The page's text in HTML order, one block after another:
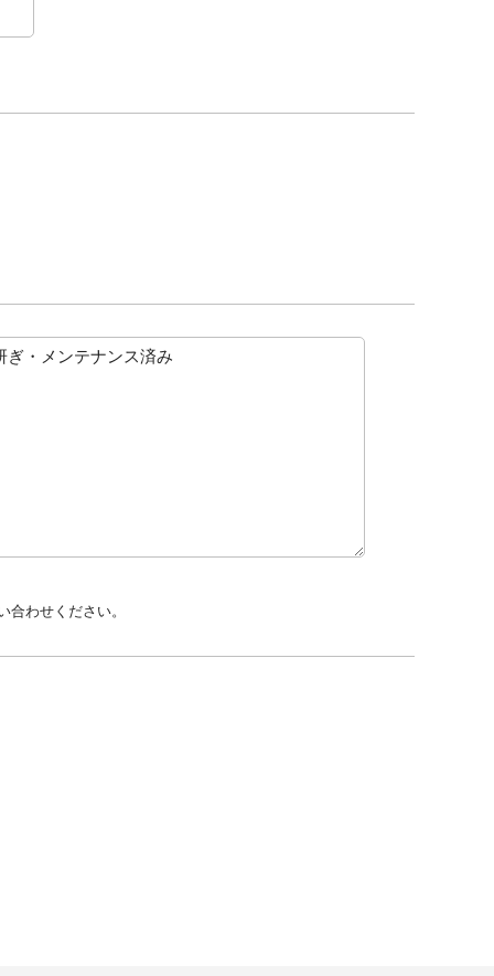
わせください。